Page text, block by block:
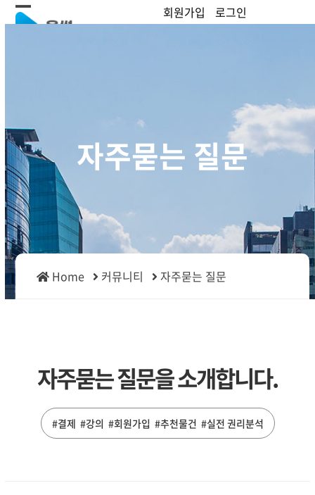
Skip
to
회원가입 로그인
Open
Close
자주묻는 질문
Home 커뮤니티 자주묻는 질문
자주묻는 질문을 소개합니다.
#결제 #강의 #회원가입 #추천물건 #실전 권리분석